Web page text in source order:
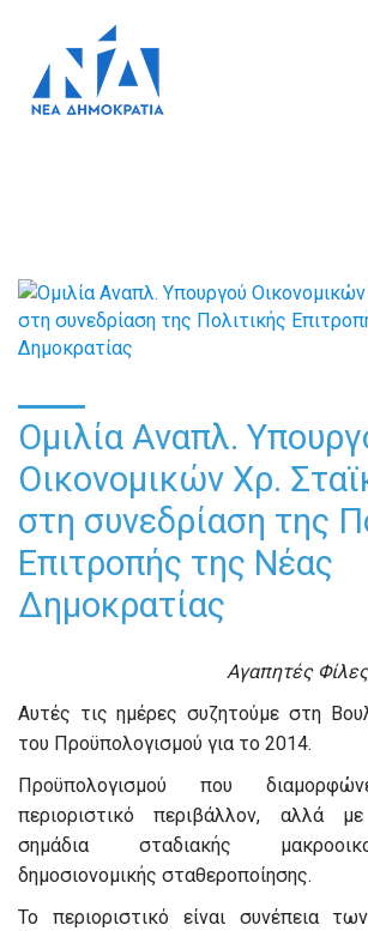
Ομιλία Αναπλ.
Οικονομικών Χρ.
στη συνεδρίαση της
Επιτροπής της Νέας
Δημοκρατίας
Αγαπητές
Αυτές τις ημέρες συζητούμε στη
του Προϋπολογισμού για το 2014.
Προϋπολογισμού που
περιοριστικό περιβάλλον, αλλά
σημάδια σταδιακής
δημοσιονομικής σταθεροποίησης.
Το περιοριστικό είναι συνέπεια